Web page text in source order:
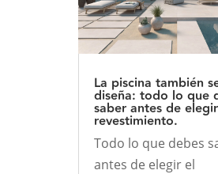
La piscina también
diseña: todo lo que
saber antes de
revestimiento.
Todo lo que debes
antes de elegir el